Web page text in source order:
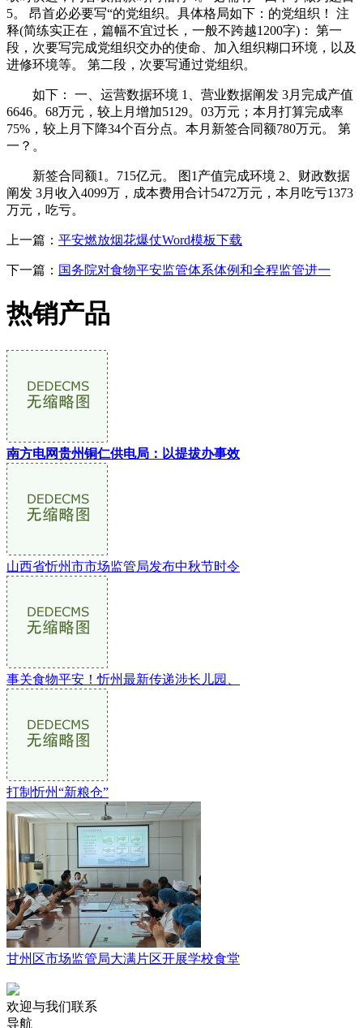
5。 昂首必必要写“的党组织。具体格局如下：的党组织！ 注
释(简练实正在，篇幅不宜过长，一般不跨越1200字)： 第一
段，次要写完成党组织交办的使命、加入组织糊口环境，以及
进修环境等。 第二段，次要写通过党组织。
如下： 一、运营数据环境 1、营业数据阐发 3月完成产值
6646。68万元，较上月增加5129。03万元；本月打算完成率
75%，较上月下降34个百分点。本月新签合同额780万元。 第
一？。
新签合同额1。715亿元。 图1产值完成环境 2、财政数据
阐发 3月收入4099万，成本费用合计5472万元，本月吃亏1373
万元，吃亏。
上一篇： 平安燃放烟花爆仗Word模板下载
下一篇： 国务院对食物平安监管体系体例和全程监管进一
热销产品
南方电网贵州铜仁供电局：以提拔办事效
山西省忻州市市场监管局发布中秋节时令
事关食物平安！忻州最新传递涉长儿园、
打制忻州“新粮仓”
甘州区市场监管局大满片区开展学校食堂
欢迎与我们联系
导航